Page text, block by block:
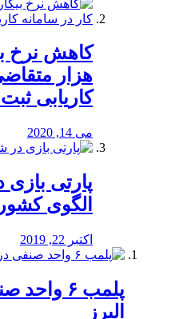
هزار
کاریابی
می 14, 2020
پارتی
الگوی
اکتبر 22, 2019
پلمب ۶
البرز